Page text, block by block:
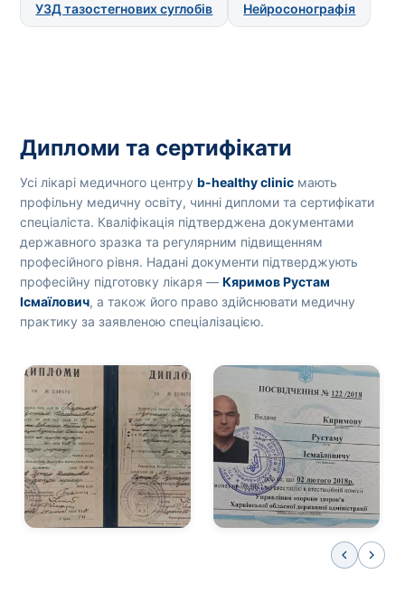
УЗД тазостегнових суглобів Нейросонографія
Дипломи та сертифікати
Усі лікарі медичного центруb-healthy clinic мають
профільну медичну освіту, чинні дипломи та сертифікати
спеціаліста. Кваліфікація підтверджена документами
державного зразка та регулярним підвищенням
професійного рівня. Надані документи підтверджують
професійну підготовку лікаря —Кяримов Рустам
Ісмаїлович, а також його право здійснювати медичну
практику за заявленою спеціалізацією.